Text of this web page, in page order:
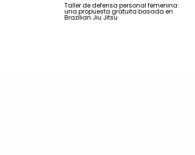
Taller de defensa personal femenina:
una propuesta gratuita basada en
Brazilian Jiu Jitsu